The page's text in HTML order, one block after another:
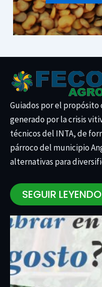
Guiados por el
generado por la crisis
técnicos del INTA, de
párroco del municipio
alternativas para
SEGUIR LEYENDO